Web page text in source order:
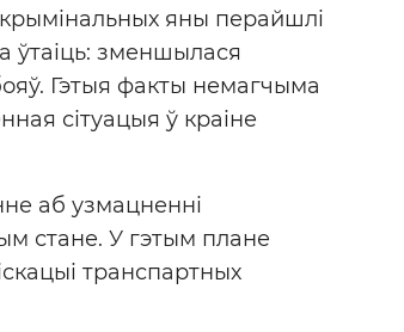
крымінальных яны перайшлі
ўтаіць: зменшылася
Гэтыя факты немагчыма
сітуацыя ў краіне
аб узмацненні
стане. У гэтым плане
транспартных